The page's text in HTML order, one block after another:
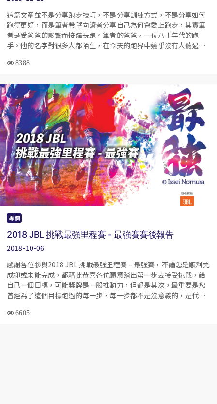
這篇文章並不是分享跑步技巧，不是分享訓練方式，不是分享如何
跑得更好，而是筆者希望向讀者分享自己為何會愛上跑步，其實筆
者是受爸爸的影響而接觸長跑。筆者的爸爸，一位八十年代的跑
手。他的名字對很多人都陌生，在今天的跑界中幾乎沒有人聽過，
傑出的跑手和爸爸。
8388
專欄
2018 JBL 挑戰最強里程賽 - 最強賽賽後報告
2018-10-06
感謝各位參與2018 JBL 挑戰最強里程賽 – 最強賽，不論您是順利完
成抑或未能完成，都藉此恭喜各位願意踏出第一步去接受挑戰，給
自己一個目標，可能獎牌是一股推動力，但都是其次，最重要是您
曾經為了這個目標跑過的每一步，每一步都不是沒意義的，是代表
6605